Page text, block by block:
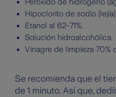
Peróxido de hidrógeno
Hipoclorito de sodio (lejía)
Etanol al 62-71%.
Solución hidroalcohólica.
Vinagre de limpieza 70%
Se recomienda que el
de 1 minuto. Así que,